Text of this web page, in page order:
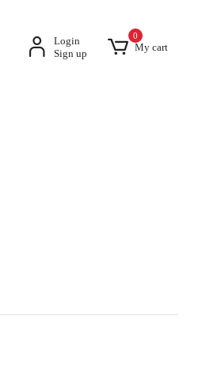
Login
Sign up
0
My cart